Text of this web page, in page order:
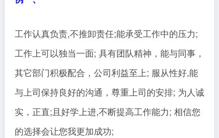
工作认真负责,不推卸责任;能承受工作中的压力;
工作上可以独当一面; 具有团队精神，能与同事，
其它部门积极配合，公司利益至上; 服从性好,能
与上司保持良好的沟通，尊重上司的安排; 为人诚
实，正直;且好学上进,不断提高工作能力; 相信您
的选择会让您我更加成功;